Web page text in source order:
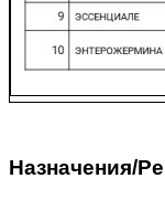
Назначения/